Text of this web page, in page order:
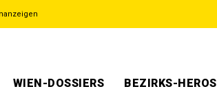
WIEN-DOSSIERS BEZIRKS-HEROS